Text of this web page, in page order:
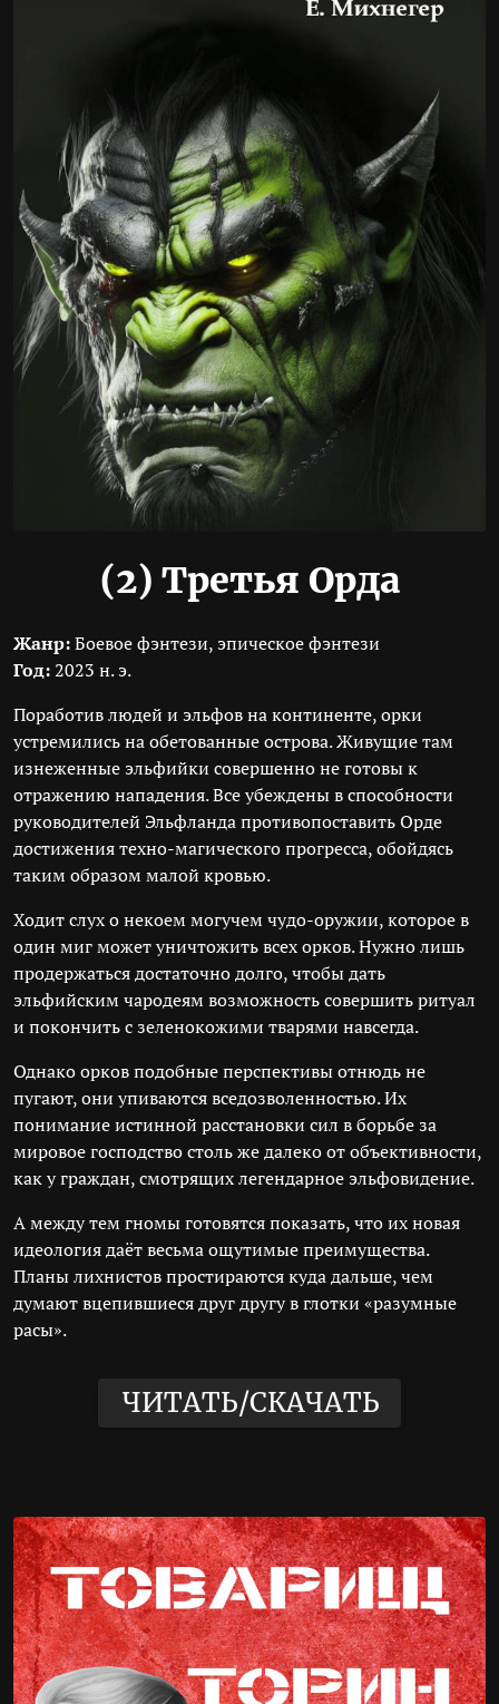
(2) Третья Орда
Жанр:Боевое фэнтези, эпическое фэнтези
Год:2023 н. э.
Поработив людей и эльфов на континенте, орки
устремились на обетованные острова. Живущие там
изнеженные эльфийки совершенно не готовы к
отражению нападения. Все убеждены в способности
руководителей Эльфланда противопоставить Орде
достижения техно-магического прогресса, обойдясь
таким образом малой кровью.
Ходит слух о некоем могучем чудо-оружии, которое в
один миг может уничтожить всех орков. Нужно лишь
продержаться достаточно долго, чтобы дать
эльфийским чародеям возможность совершить ритуал
и покончить с зеленокожими тварями навсегда.
Однако орков подобные перспективы отнюдь не
пугают, они упиваются вседозволенностью. Их
понимание истинной расстановки сил в борьбе за
мировое господство столь же далеко от объективности,
как у граждан, смотрящих легендарное эльфовидение.
А между тем гномы готовятся показать, что их новая
идеология даёт весьма ощутимые преимущества.
Планы лихнистов простираются куда дальше, чем
думают вцепившиеся друг другу в глотки «разумные
расы».
ЧИТАТЬ/СКАЧАТЬ